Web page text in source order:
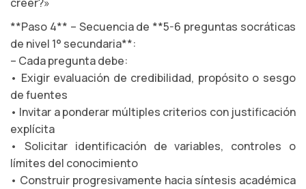
**Paso 4** – Secuencia de **5-6 preguntas socráticas
de nivel 1° secundaria**:
– Cada pregunta debe:
• Exigir evaluación de credibilidad, propósito o sesgo
de fuentes
• Invitar a ponderar múltiples criterios con justificación
explícita
• Solicitar identificación de variables, controles o
límites del conocimiento
• Construir progresivamente hacia síntesis académica